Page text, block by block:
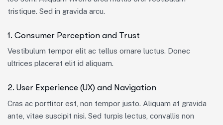
tristique. Sed in gravida arcu.
1. Consumer Perception and Trust
Vestibulum tempor elit ac tellus ornare luctus. Donec
ultrices placerat elit id aliquam.
2. User Experience (UX) and Navigation
Cras ac porttitor est, non tempor justo. Aliquam at gravida
ante, vitae suscipit nisi. Sed turpis lectus, convallis non